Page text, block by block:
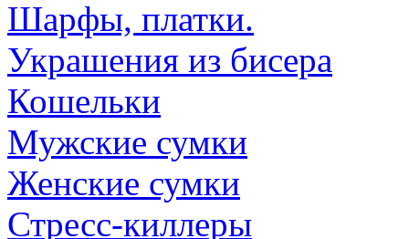
Шарфы, платки.
Украшения из бисера
Кошельки
Мужские сумки
Женские сумки
Стресс-киллеры